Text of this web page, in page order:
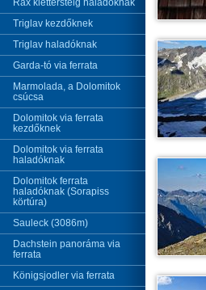
Rax klettersteig haladóknak
Triglav kezdőknek
Triglav haladóknak
Garda-tó via ferrata
Marmolada, a Dolomitok
csúcsa
Dolomitok via ferrata
kezdőknek
Dolomitok via ferrata
haladóknak
Dolomitok ferrata
haladóknak (Sorapiss
körtúra)
Sauleck (3086m)
Dachstein panoráma via
ferrata
Königsjodler via ferrata